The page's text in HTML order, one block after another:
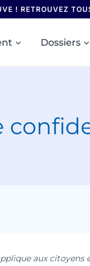
! RETROUVEZ
Dossiers
aux citoyens